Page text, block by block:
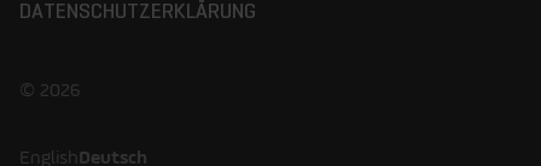
DATENSCHUTZERKLÄRUNG
© 2026
English Deutsch